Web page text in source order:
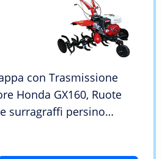
con Trasmissione
Honda GX160, Ruote
surragraffi persino
Esagonale,